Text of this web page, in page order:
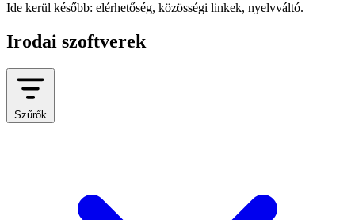
Ide kerül később: elérhetőség, közösségi linkek, nyelvváltó.
Irodai szoftverek
Szűrők